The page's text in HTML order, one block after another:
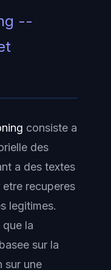
--
consiste a
des
a des textes
recuperes
legitimes.
la
sur la
sur une